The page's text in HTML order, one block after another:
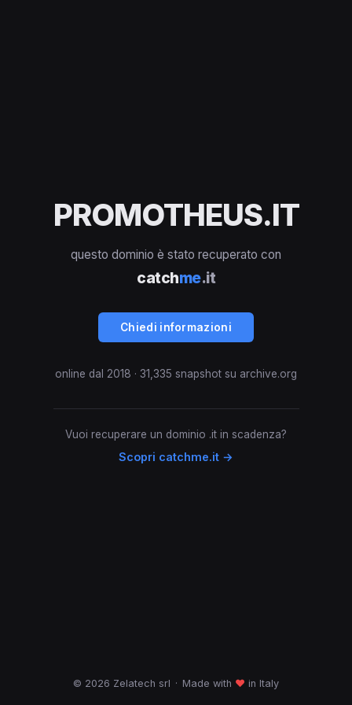
PROMOTHEUS.IT
questo dominio è stato recuperato con
catchme.it
Chiedi informazioni
online dal 2018 · 31,335 snapshot su archive.org
Vuoi recuperare un dominio .it in scadenza?
Scopri catchme.it →
© 2026 Zelatech srl · Made with ♥ in Italy